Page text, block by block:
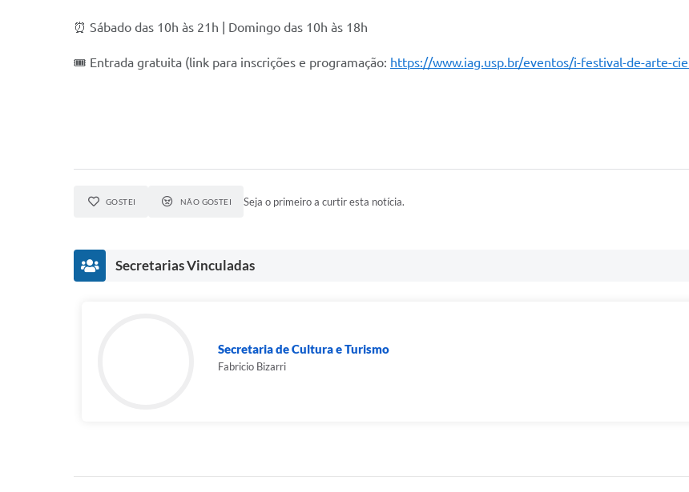
⏰ Sábado das 10h às 21h | Domingo das 10h às 18h
🎟 Entrada gratuita (link para inscrições e programação: https://www.iag.usp.br/eventos/i-festival-de-arte-
GOSTEI NÃO GOSTEI Seja o primeiro a curtir esta notícia.
Secretarias Vinculadas
Secretaria de Cultura e Turismo
Fabricio Bizarri